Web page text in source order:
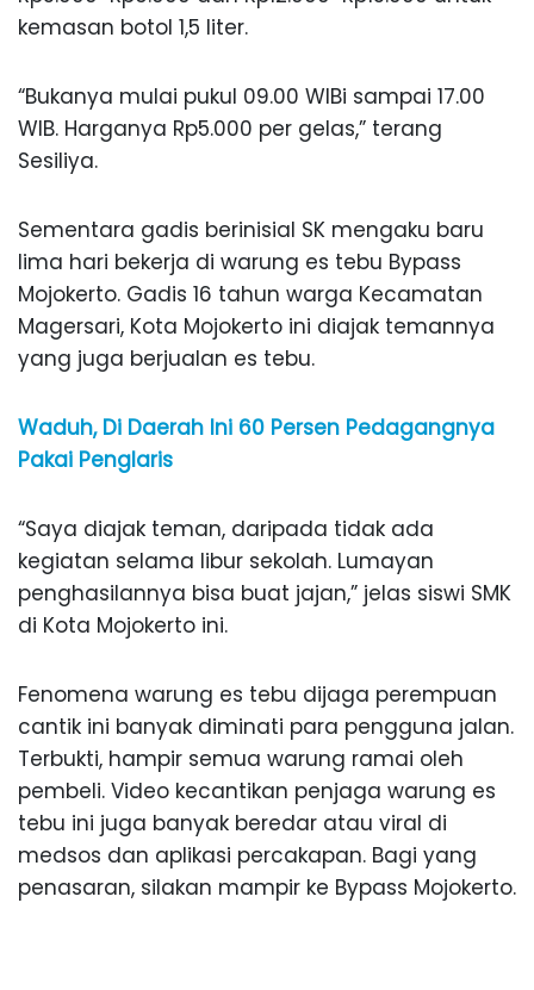
kemasan botol 1,5 liter.
“Bukanya mulai pukul 09.00 WIBi sampai 17.00
WIB. Harganya Rp5.000 per gelas,” terang
Sesiliya.
Sementara gadis berinisial SK mengaku baru
lima hari bekerja di warung es tebu Bypass
Mojokerto. Gadis 16 tahun warga Kecamatan
Magersari, Kota Mojokerto ini diajak temannya
yang juga berjualan es tebu.
Waduh, Di Daerah Ini 60 Persen Pedagangnya
Pakai Penglaris
“Saya diajak teman, daripada tidak ada
kegiatan selama libur sekolah. Lumayan
penghasilannya bisa buat jajan,” jelas siswi SMK
di Kota Mojokerto ini.
Fenomena warung es tebu dijaga perempuan
cantik ini banyak diminati para pengguna jalan.
Terbukti, hampir semua warung ramai oleh
pembeli. Video kecantikan penjaga warung es
tebu ini juga banyak beredar atau viral di
medsos dan aplikasi percakapan. Bagi yang
penasaran, silakan mampir ke Bypass Mojokerto.